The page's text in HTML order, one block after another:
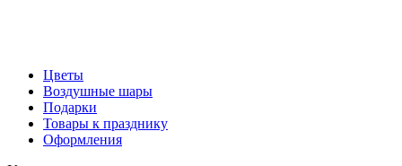
Цветы
Воздушные шары
Подарки
Товары к празднику
Оформления